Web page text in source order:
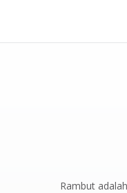
Rambut